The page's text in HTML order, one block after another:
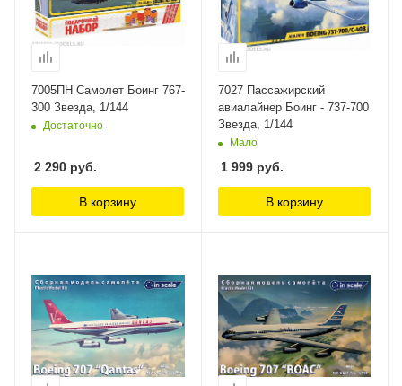
7005ПН Самолет Боинг 767-
300 Звезда, 1/144
Достаточно
2 290 руб.
В корзину
7027 Пассажирский
авиалайнер Боинг - 737-700
Звезда, 1/144
Мало
1 999 руб.
В корзину